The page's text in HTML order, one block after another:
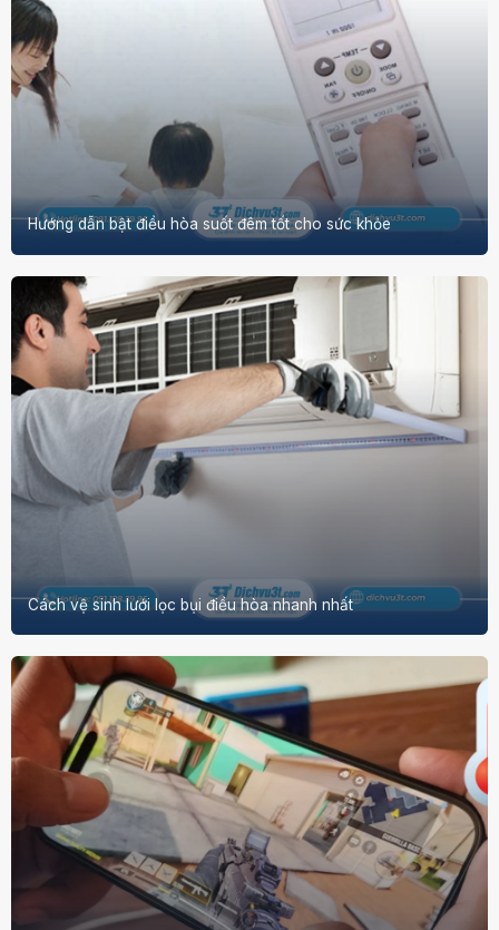
Hướng dẫn bật điều hòa suốt đêm tốt cho sức khỏe
Cách vệ sinh lưới lọc bụi điều hòa nhanh nhất